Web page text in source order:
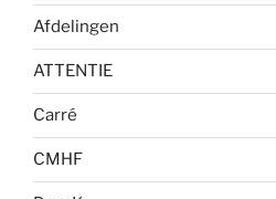
Afdelingen
ATTENTIE
Carré
CMHF